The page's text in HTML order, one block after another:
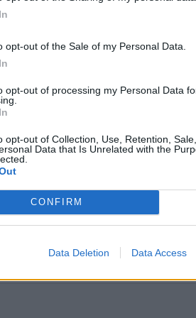
opt-out of the Sale of my Personal Data.
opt-out of processing my Personal Data
opt-out of Collection, Use, Retention,
Data that Is Unrelated with the
CONFIRM
Data Deletion Data Access
devient désormais une terre
Kylian Mbappé au
→